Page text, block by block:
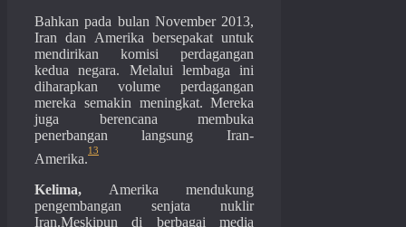
Bahkan pada bulan November 2013,
Iran dan Amerika bersepakat untuk
mendirikan komisi perdagangan
kedua negara. Melalui lembaga ini
diharapkan volume perdagangan
mereka semakin meningkat. Mereka
juga berencana membuka
penerbangan langsung Iran-
Amerika.
13
Kelima, Amerika mendukung
pengembangan senjata nuklir
Iran.Meskipun di berbagai media